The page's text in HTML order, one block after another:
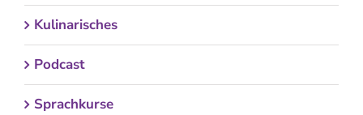
Kulinarisches
Podcast
Sprachkurse